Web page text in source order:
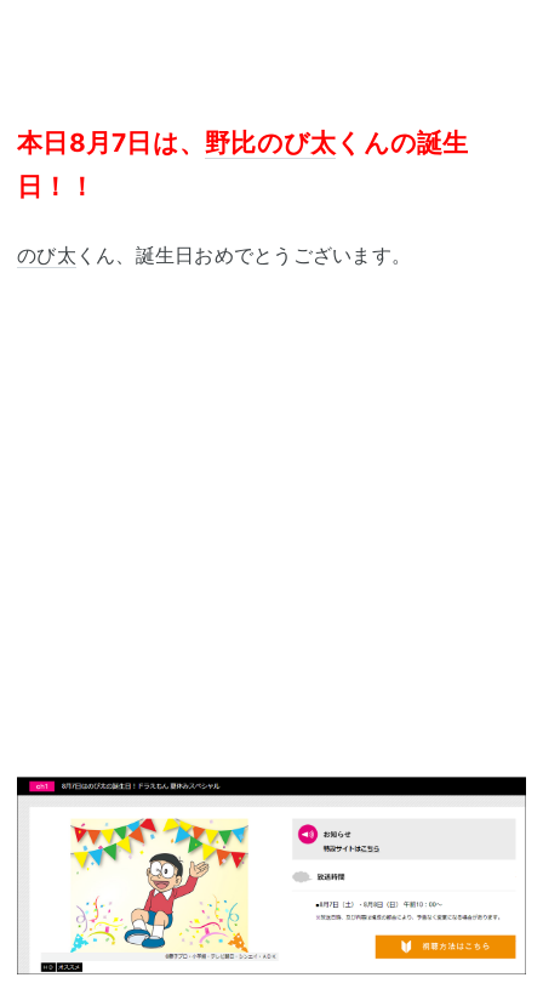
本日8月7日は、 野比のび太 くんの誕生
日！！
のび太 くん、誕生日おめでとうございます。